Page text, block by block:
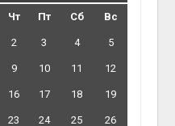
Чт Пт Сб Вс
2 3 4 5
9 10 11 12
16 17 18 19
23 24 25 26